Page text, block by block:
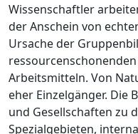
Wissenschaftler
der Anschein von
Ursache der
Arbeitsmitteln. Von
eher Einzelgänger. Die
und Gesellschaften zu
Spezialgebieten,